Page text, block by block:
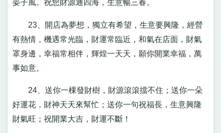
晏子風。祝您財源通四海，生意暢三春。
23、開店為夢想，獨立有希望，生意要興隆，經營
有熱情，機遇常光臨，財運常臨近，和氣在店面，財氣
罩身邊，幸福常相伴，輝煌一天天，願你開業幸福，萬
事如意。
24、送你一棵發財樹，財源滾滾擋不住；送你一朵
好運花，財神天天來幫忙；送你一句祝福長，生意興隆
財氣旺；祝開業大吉，財運不斷！